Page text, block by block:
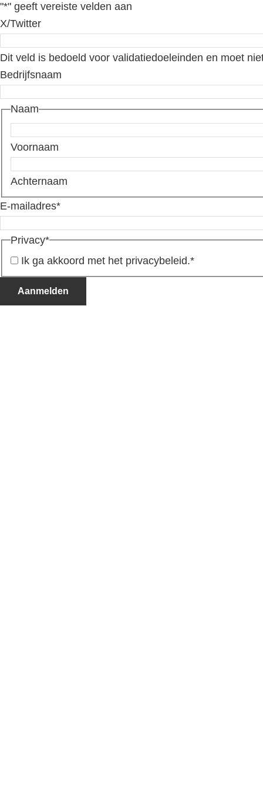
"*" geeft vereiste velden aan
X/Twitter
Dit veld is bedoeld voor validatiedoeleinden en moet
Bedrijfsnaam
Naam
Voornaam
Achternaam
E-mailadres*
Privacy*
Ik ga akkoord met het privacybeleid.*
Aanmelden